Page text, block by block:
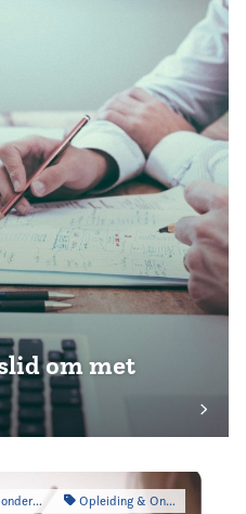
om met
Opleiding & Ontwikkeling